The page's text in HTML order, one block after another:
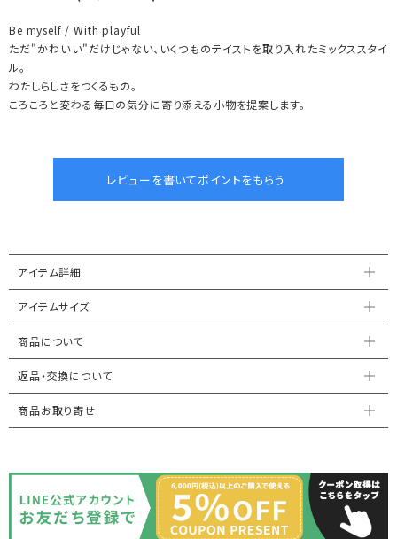
Be myself / With playful
ただ"かわいい"だけじゃない、いくつものテイストを取り入れたミックススタイ
ル。
わたしらしさをつくるもの。
ころころと変わる毎日の気分に寄り添える小物を提案します。
アイテム詳細
アイテムサイズ
商品について
返品・交換について
商品お取り寄せ